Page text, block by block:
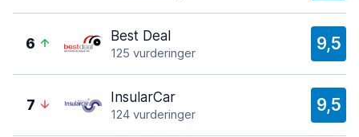
6 Best Deal
125 vurderinger 9,5
7 InsularCar
124 vurderinger 9,5